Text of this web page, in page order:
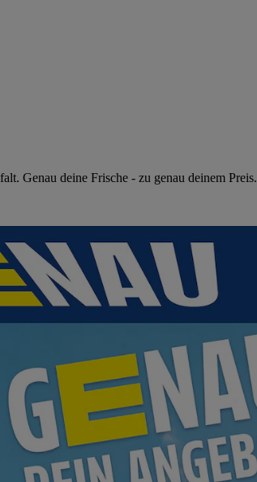
Genau deine Frische - zu genau deinem Preis.